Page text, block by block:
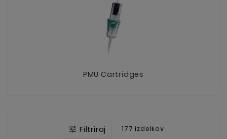
PMU Cartridges
 Filtriraj 177 izdelkov